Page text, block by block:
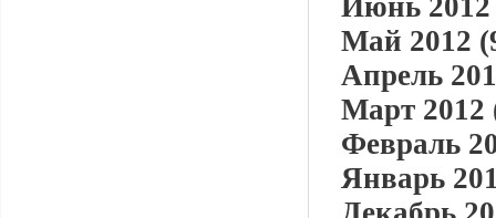
Июнь 2012
Май 2012
Апрель
Март 2012
Февраль
Январь